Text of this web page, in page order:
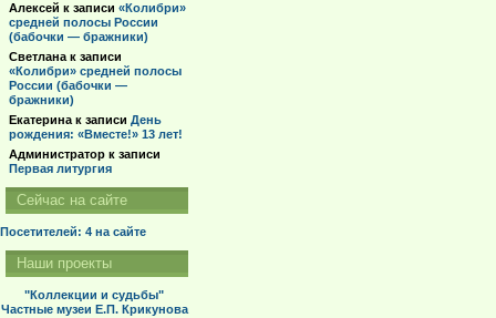
Алексей к записи «Колибри»
средней полосы России
(бабочки — бражники)
Светлана к записи
«Колибри» средней полосы
России (бабочки —
бражники)
Екатерина к записи День
рождения: «Вместе!» 13 лет!
Администратор к записи
Первая литургия
Сейчас на сайте
Посетителей: 4 на сайте
Наши проекты
"Коллекции и судьбы"
Частные музеи Е.П. Крикунова